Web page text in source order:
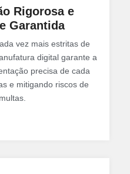
Rigorosa e
Garantida
vez mais estritas de
digital garante a
precisa de cada
e mitigando riscos de